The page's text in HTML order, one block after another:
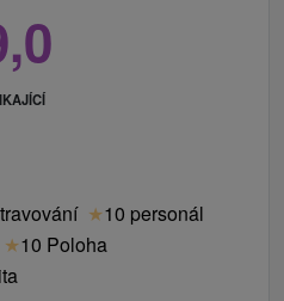
★10 personál
★10 Poloha